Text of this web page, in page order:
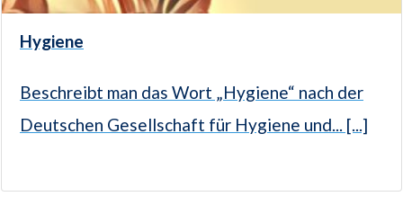
Hygiene
Beschreibt man das Wort „Hygiene“ nach der
Deutschen Gesellschaft für Hygiene und... [...]